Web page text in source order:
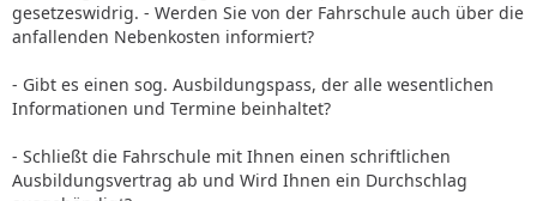
gesetzeswidrig. - Werden Sie von der Fahrschule auch über die
anfallenden Nebenkosten informiert?
- Gibt es einen sog. Ausbildungspass, der alle wesentlichen
Informationen und Termine beinhaltet?
- Schließt die Fahrschule mit Ihnen einen schriftlichen
Ausbildungsvertrag ab und Wird Ihnen ein Durchschlag